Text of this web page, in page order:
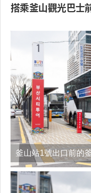
搭乘釜山觀光巴士
釜山站1號出口前的